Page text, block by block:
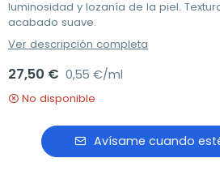
luminosidad y lozanía de la piel.
acabado suave.
Ver descripción completa
27,50 € 0,55 €/ml
No disponible
Avísame cuando